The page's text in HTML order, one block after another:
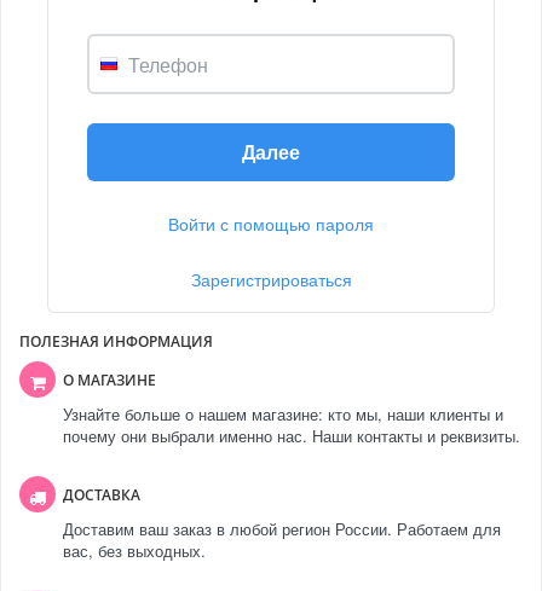
Телефон
Далее
Войти с помощью пароля
Зарегистрироваться
ПОЛЕЗНАЯ ИНФОРМАЦИЯ
О МАГАЗИНЕ
Узнайте больше о нашем магазине: кто мы, наши клиенты и
почему они выбрали именно нас. Наши контакты и реквизиты.
ДОСТАВКА
Доставим ваш заказ в любой регион России. Работаем для
вас, без выходных.